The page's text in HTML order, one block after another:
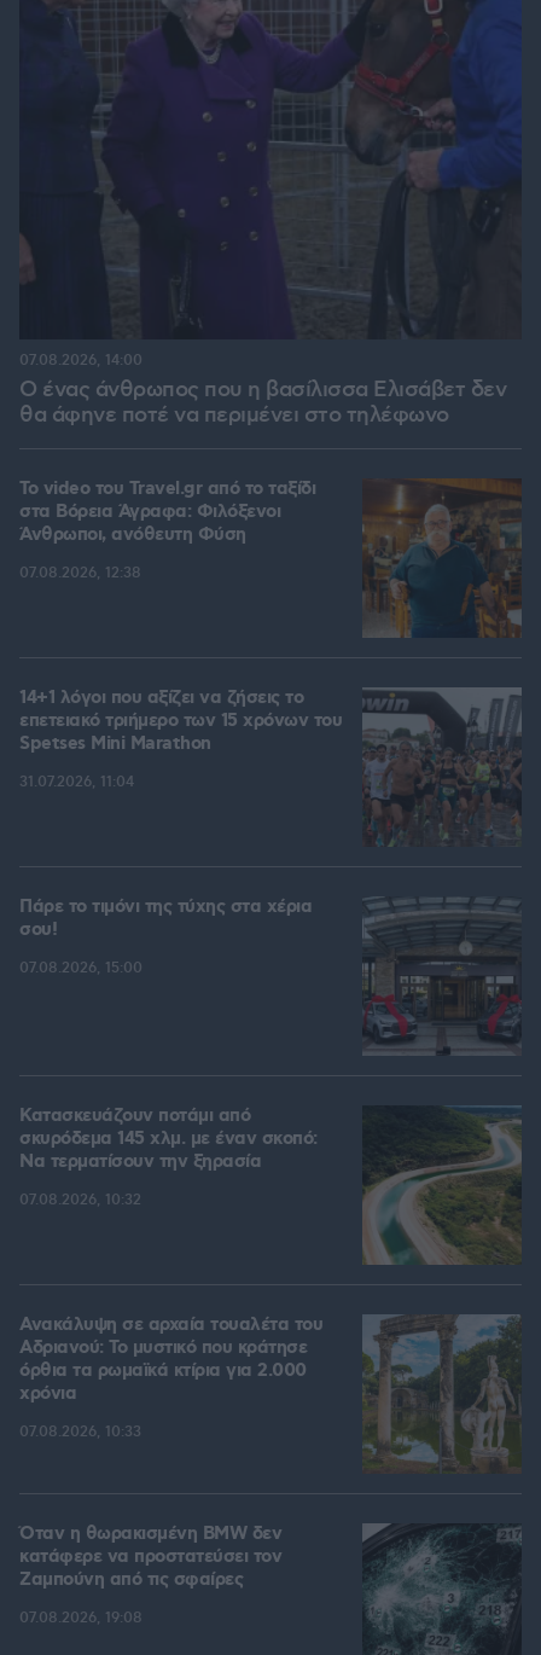
Ο ένας άνθρωπος που η βασίλισσα Ελισάβετ δεν
θα άφηνε ποτέ να περιμένει στο τηλέφωνο
07.08.2026, 14:00
To video του Travel.gr από το ταξίδι
στα Βόρεια Άγραφα: Φιλόξενοι
Άνθρωποι, ανόθευτη Φύση
07.08.2026, 12:38
14+1 λόγοι που αξίζει να ζήσεις το
επετειακό τριήμερο των 15 χρόνων του
Spetses Mini Marathon
31.07.2026, 11:04
Πάρε το τιμόνι της τύχης στα χέρια
σου!
07.08.2026, 15:00
Κατασκευάζουν ποτάμι από
σκυρόδεμα 145 χλμ. με έναν σκοπό:
Να τερματίσουν την ξηρασία
07.08.2026, 10:32
Ανακάλυψη σε αρχαία τουαλέτα του
Αδριανού: Το μυστικό που κράτησε
όρθια τα ρωμαϊκά κτίρια για 2.000
χρόνια
07.08.2026, 10:33
Όταν η θωρακισμένη BMW δεν
κατάφερε να προστατεύσει τον
Ζαμπούνη από τις σφαίρες
07.08.2026, 19:08